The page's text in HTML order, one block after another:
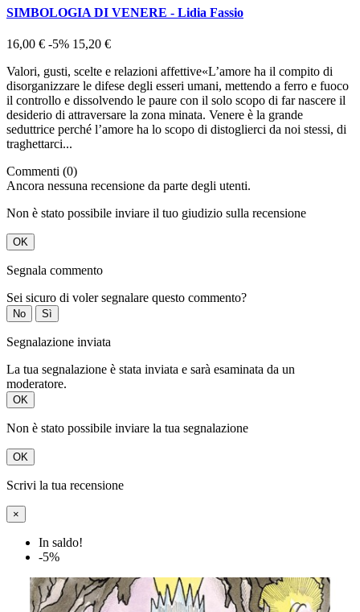
SIMBOLOGIA DI VENERE - Lidia Fassio
16,00 € -5% 15,20 €
Valori, gusti, scelte e relazioni affettive«L’amore ha il compito di
disorganizzare le difese degli esseri umani, mettendo a ferro e fuoco
il controllo e dissolvendo le paure con il solo scopo di far nascere il
desiderio di attraversare la zona minata. Venere è la grande
seduttrice perché l’amore ha lo scopo di distoglierci da noi stessi, di
traghettarci...
Commenti (0)
Ancora nessuna recensione da parte degli utenti.
Non è stato possibile inviare il tuo giudizio sulla recensione
OK
Segnala commento
Sei sicuro di voler segnalare questo commento?
No Sì
Segnalazione inviata
La tua segnalazione è stata inviata e sarà esaminata da un
moderatore.
OK
Non è stato possibile inviare la tua segnalazione
OK
Scrivi la tua recensione
×
In saldo!
-5%